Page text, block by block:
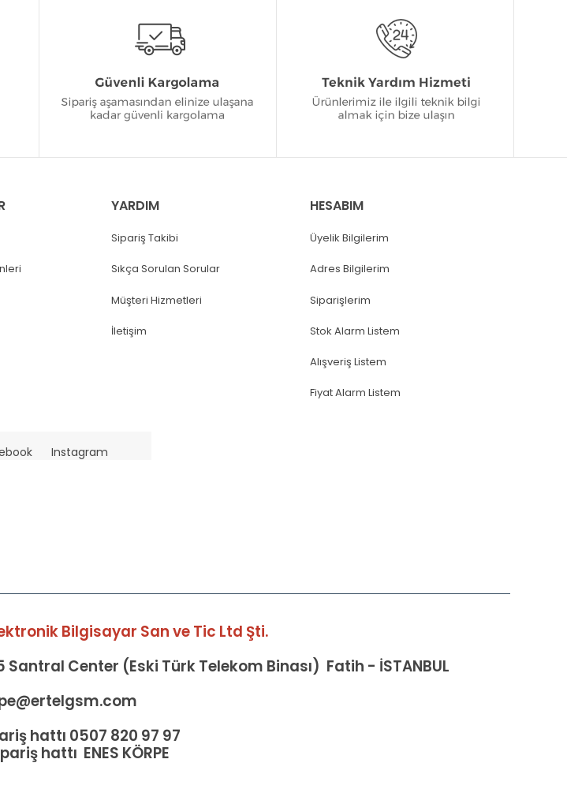
YARDIM
Sipariş Takibi
Sıkça Sorulan Sorular
Müşteri Hizmetleri
İletişim
HESABIM
Üyelik Bilgilerim
Adres Bilgilerim
Siparişlerim
Stok Alarm Listem
Alışveriş Listem
Fiyat Alarm Listem
Instagram
Bilgisayar San ve Tic Ltd Şti.
Center (Eski Türk Telekom Binası) Fatih - İSTANBUL
hattı 0507 820 97 97
hattı ENES KÖRPE